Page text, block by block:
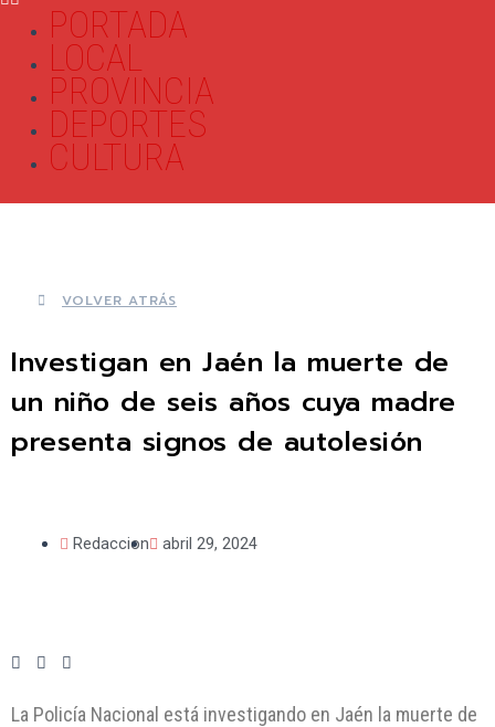
PORTADA
LOCAL
PROVINCIA
DEPORTES
CULTURA
VOLVER ATRÁS
Investigan en Jaén la muerte de
un niño de seis años cuya madre
presenta signos de autolesión
Redaccion abril 29, 2024
La Policía Nacional está investigando en Jaén la muerte de